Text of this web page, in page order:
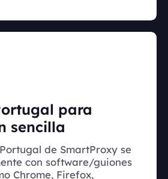
para
sencilla
de SmartProxy se
con software/guiones
Chrome, Firefox,